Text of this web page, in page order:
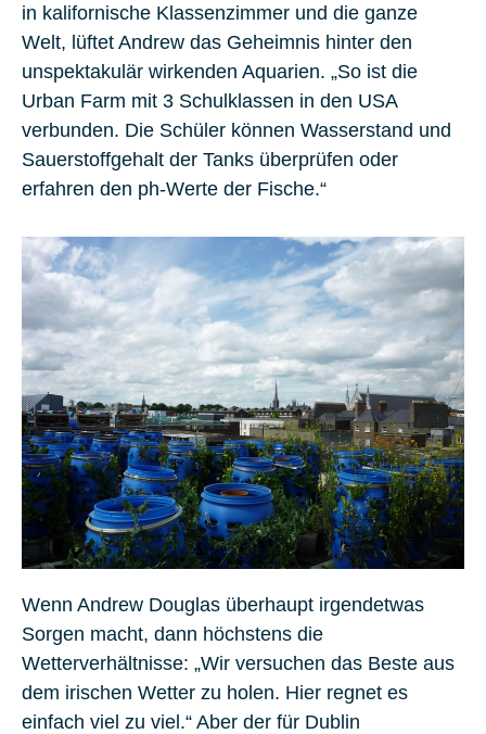
in kalifornische Klassenzimmer und die ganze
Welt, lüftet Andrew das Geheimnis hinter den
unspektakulär wirkenden Aquarien. „So ist die
Urban Farm mit 3 Schulklassen in den USA
verbunden. Die Schüler können Wasserstand und
Sauerstoffgehalt der Tanks überprüfen oder
erfahren den ph-Werte der Fische.“
Wenn Andrew Douglas überhaupt irgendetwas
Sorgen macht, dann höchstens die
Wetterverhältnisse: „Wir versuchen das Beste aus
dem irischen Wetter zu holen. Hier regnet es
einfach viel zu viel.“ Aber der für Dublin